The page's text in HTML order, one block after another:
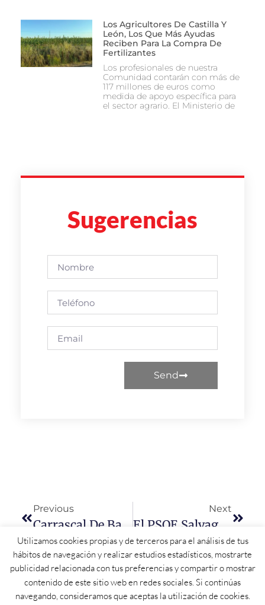
Los Agricultores De Castilla Y
León, Los Que Más Ayudas
Reciben Para La Compra De
Fertilizantes
Los profesionales de nuestra
Comunidad contarán con más de
117 millones de euros como
medida de apoyo específica para
el sector agrario. El Ministerio de
Sugerencias
Send
Previous Next
El PSOE Salvaguarda La Legalidad De La Tramitación Parlamentaria De Los Presupuestos De CyL Para 2026
Utilizamos cookies propias y de terceros para el análisis de tus
hábitos de navegación y realizar estudios estadísticos, mostrarte
publicidad relacionada con tus preferencias y compartir o mostrar
contenido de este sitio web en redes sociales. Si continúas
navegando, consideramos que aceptas la utilización de cookies.